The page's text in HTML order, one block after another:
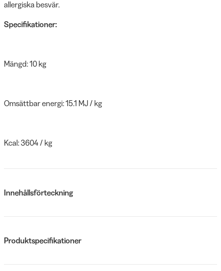
allergiska besvär.
Specifikationer:
Mängd: 10 kg
Omsättbar energi: 15.1 MJ / kg
Kcal: 3604 / kg
Innehållsförteckning
Produktspecifikationer